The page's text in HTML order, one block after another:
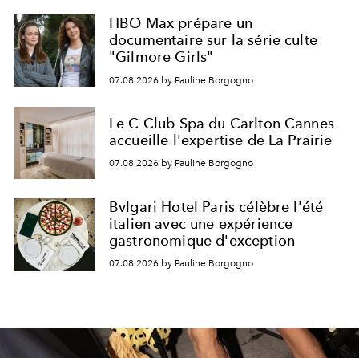
HBO Max prépare un
documentaire sur la série culte
"Gilmore Girls"
07.08.2026 by Pauline Borgogno
Le C Club Spa du Carlton Cannes
accueille l'expertise de La Prairie
07.08.2026 by Pauline Borgogno
Bvlgari Hotel Paris célèbre l'été
italien avec une expérience
gastronomique d'exception
07.08.2026 by Pauline Borgogno